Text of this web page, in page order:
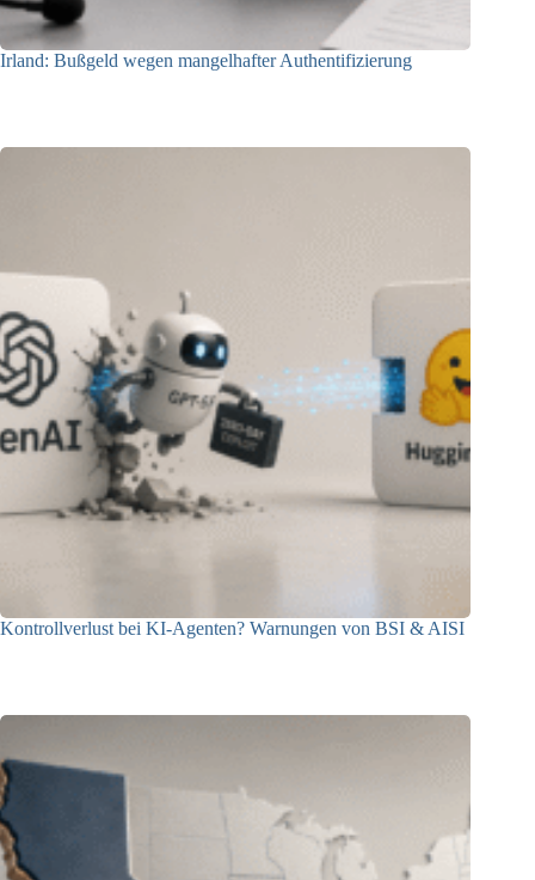
Irland: Bußgeld wegen mangelhafter Authentifizierung
Kontrollverlust bei KI-Agenten? Warnungen von BSI & AISI